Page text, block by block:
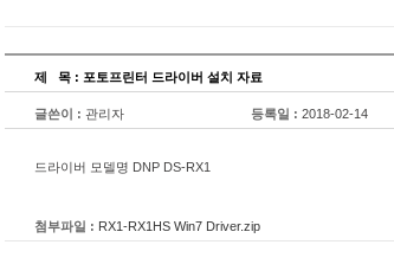
제 목 : 포토프린터 드라이버 설치 자료
글쓴이 : 관리자 등록일 : 2018-02-14
드라이버 모델명 DNP DS-RX1
첨부파일 : RX1-RX1HS Win7 Driver.zip